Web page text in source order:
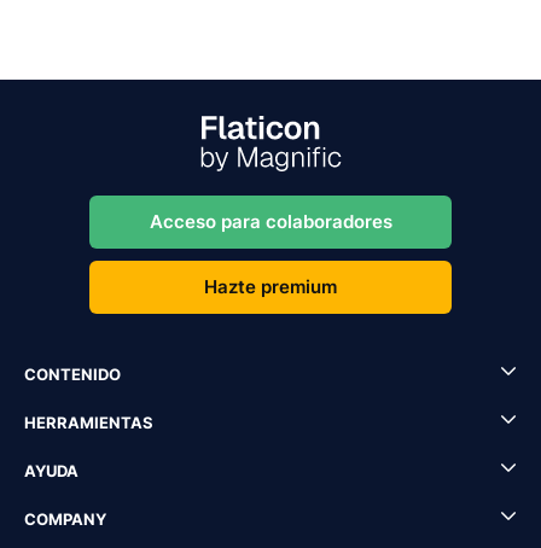
Acceso para colaboradores
Hazte premium
CONTENIDO
HERRAMIENTAS
AYUDA
COMPANY